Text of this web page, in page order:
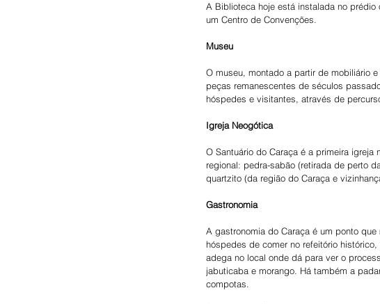
A Biblioteca hoje está instalada no
um Centro de Convenções.
Museu
O museu, montado a partir de mobiliário
peças remanescentes de séculos
hóspedes e visitantes, através de
Igreja Neogótica
O Santuário do Caraça é a primeira
regional: pedra-sabão (retirada de perto
quartzito (da região do Caraça e
Gastronomia
A gastronomia do Caraça é um ponto
hóspedes de comer no refeitório
adega no local onde dá para ver o
jabuticaba e morango. Há também a
compotas.